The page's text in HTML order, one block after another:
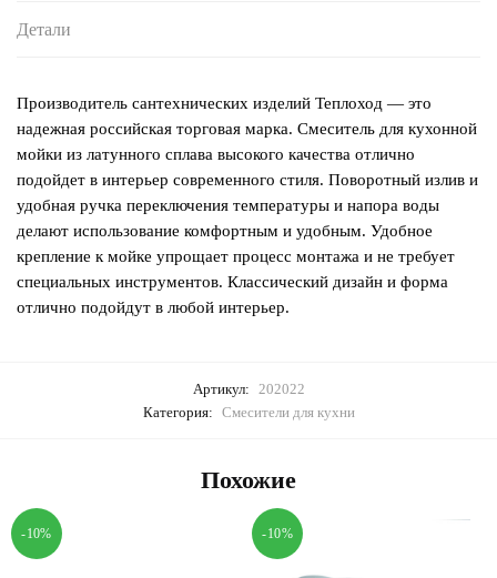
Детали
Производитель сантехнических изделий Теплоход — это
надежная российская торговая марка. Смеситель для кухонной
мойки из латунного сплава высокого качества отлично
подойдет в интерьер современного стиля. Поворотный излив и
удобная ручка переключения температуры и напора воды
делают использование комфортным и удобным. Удобное
крепление к мойке упрощает процесс монтажа и не требует
специальных инструментов. Классический дизайн и форма
отлично подойдут в любой интерьер.
Артикул:
202022
Категория: Смесители для кухни
Похожие
-10% -10%